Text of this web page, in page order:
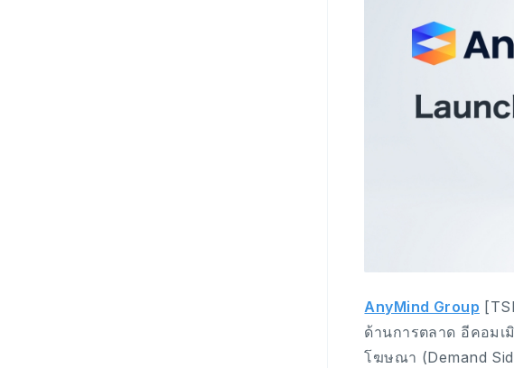
AnyMind Group
ด้านการตลาด อีคอมเ
โฆษณา (Demand